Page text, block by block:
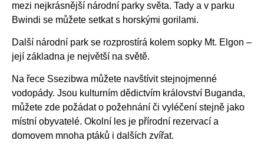
mezi nejkrásnější národní parky světa. Tady a v parku
Bwindi se můžete setkat s horskými gorilami.
Další národní park se rozprostírá kolem sopky Mt. Elgon –
její základna je největší na světě.
Na řece Ssezibwa můžete navštívit stejnojmenné
vodopády. Jsou kulturním dědictvím království Buganda,
můžete zde požádat o požehnání či vyléčení stejně jako
místní obyvatelé. Okolní les je přírodní rezervací a
domovem mnoha ptáků i dalších zvířat.